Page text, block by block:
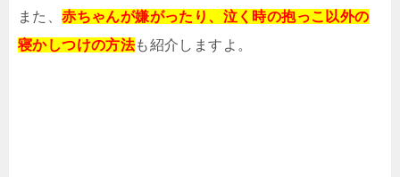
また、赤ちゃんが嫌がったり、泣く時の抱っこ以外の
寝かしつけの方法も紹介しますよ。